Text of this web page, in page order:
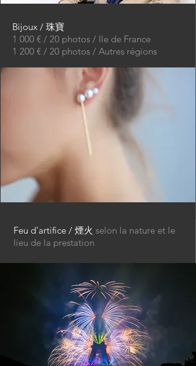
Bijoux / 珠寶
1 000 € / 20 photos / Ile de France
1 200 € / 20 photos / Autres régions
Feu d'artifice / 煙火 selon la nature et le
lieu de la prestation